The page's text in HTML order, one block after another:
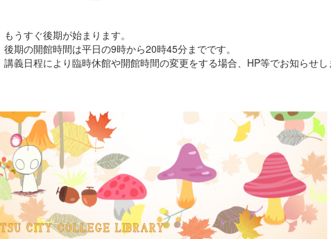
もうすぐ後期が始まります。
後期の開館時間は平日の9時から20時45分までです。
講義日程により臨時休館や開館時間の変更をする場合、HP等でお知らせし